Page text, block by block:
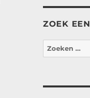
ZOEK
Zoeken
naar: